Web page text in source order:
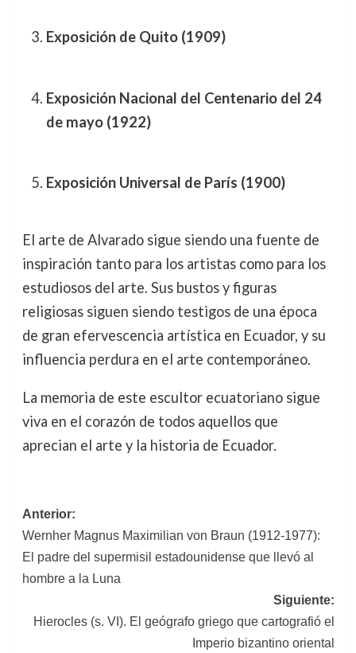
Exposición de Quito (1909)
Exposición Nacional del Centenario del 24
de mayo (1922)
Exposición Universal de París (1900)
El arte de Alvarado sigue siendo una fuente de
inspiración tanto para los artistas como para los
estudiosos del arte. Sus bustos y figuras
religiosas siguen siendo testigos de una época
de gran efervescencia artística en Ecuador, y su
influencia perdura en el arte contemporáneo.
La memoria de este escultor ecuatoriano sigue
viva en el corazón de todos aquellos que
aprecian el arte y la historia de Ecuador.
Navegación
de
entradas
Anterior:
Wernher Magnus Maximilian von Braun (1912-1977):
El padre del supermisil estadounidense que llevó al
hombre a la Luna
Siguiente:
Hierocles (s. VI). El geógrafo griego que cartografió el
Imperio bizantino oriental